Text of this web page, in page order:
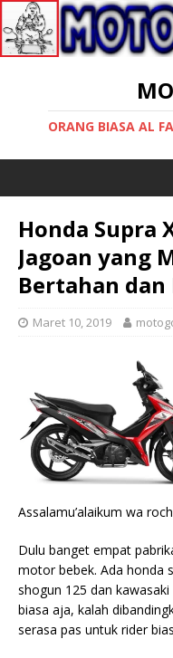
ORANG BIASA AL
Honda Supra
Jagoan yang
Bertahan dan
Maret 10, 2019
Assalamu’alaikum wa
Dulu banget empat
motor bebek. Ada honda
shogun 125 dan
biasa aja, kalah
serasa pas untuk rider